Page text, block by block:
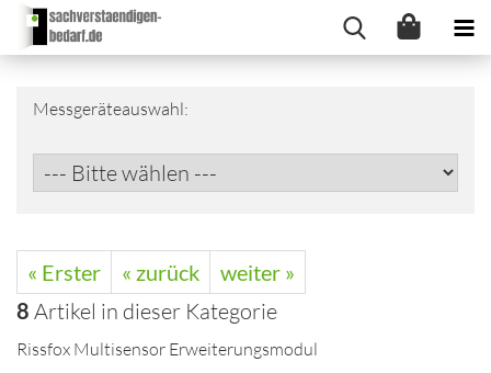
Messgeräteauswahl:
« Erster « zurück
weiter »
8 Artikel in dieser Kategorie
Rissfox Multisensor Erweiterungsmodul